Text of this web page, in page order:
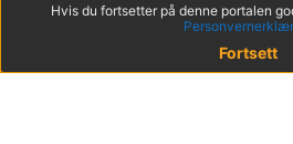
Hvis du fortsetter på denne portalen
Fortsett